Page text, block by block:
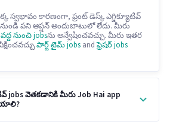
స్వభావం కారణంగా, ఫ్రంట్ డెస్క్ ఎగ్జిక్యూటివ్
పని ఆప్షన్ అందుబాటులో లేదు. మీరు
నుంచి jobsను అన్వేషించవచ్చు. మీరు ఇతర
పార్ట్ టైమ్ jobs andఫ్రెషర్ jobs
jobs వెతకడానికి మీరు Job Hai app